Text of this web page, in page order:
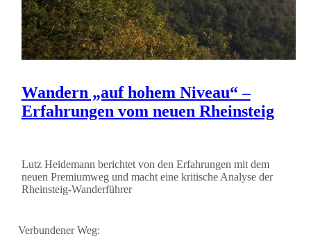
Wandern „auf hohem Niveau“ –
Erfahrungen vom neuen Rheinsteig
Lutz Heidemann berichtet von den Erfahrungen mit dem
neuen Premiumweg und macht eine kritische Analyse der
Rheinsteig-Wanderführer
Verbundener Weg: